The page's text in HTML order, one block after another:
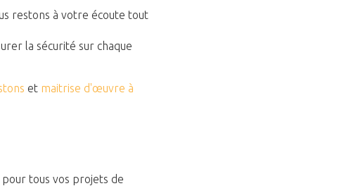
restons à votre écoute tout
la sécurité sur chaque
et maitrise d'œuvre à
tous vos projets de